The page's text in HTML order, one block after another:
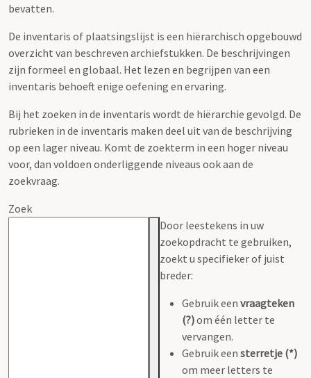
bevatten.
De inventaris of plaatsingslijst is een hiërarchisch opgebouwd
overzicht van beschreven archiefstukken. De beschrijvingen
zijn formeel en globaal. Het lezen en begrijpen van een
inventaris behoeft enige oefening en ervaring.
Bij het zoeken in de inventaris wordt de hiërarchie gevolgd. De
rubrieken in de inventaris maken deel uit van de beschrijving
op een lager niveau. Komt de zoekterm in een hoger niveau
voor, dan voldoen onderliggende niveaus ook aan de
zoekvraag.
Zoek
Door leestekens in uw
zoekopdracht te gebruiken,
zoekt u specifieker of juist
breder:
Gebruik een vraagteken
(?)om één letter te
vervangen.
Gebruik een sterretje (*)
om meer letters te